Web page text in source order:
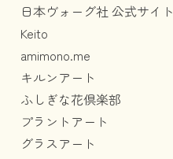
日本ヴォーグ社 公式サイト
Keito
amimono.me
キルンアート
ふしぎな花倶楽部
プラントアート
グラスアート